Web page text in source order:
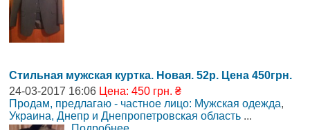
Стильная мужская куртка. Новая. 52р. Цена 450грн.
24-03-2017 16:06 Цена: 450 грн. ₴
Продам, предлагаю - частное лицо: Мужская одежда,
Украина, Днепр и Днепропетровская область ...